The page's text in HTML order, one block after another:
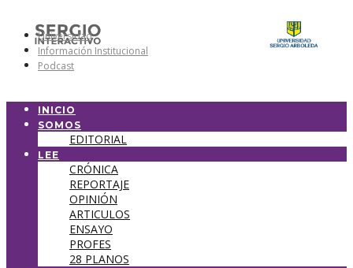
Universidad
Información Institucional
Podcast
INICIO
SOMOS
EDITORIAL
LEE
CRÓNICA
REPORTAJE
OPINIÓN
ARTICULOS
ENSAYO
PROFES
28 PLANOS